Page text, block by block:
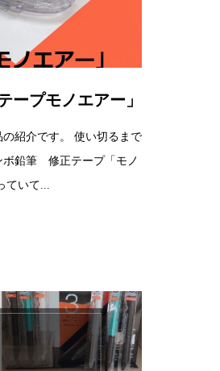
ープモノエアー」
紹介です。 使い切るまで
ボ鉛筆 修正テープ「モノ
ていて...